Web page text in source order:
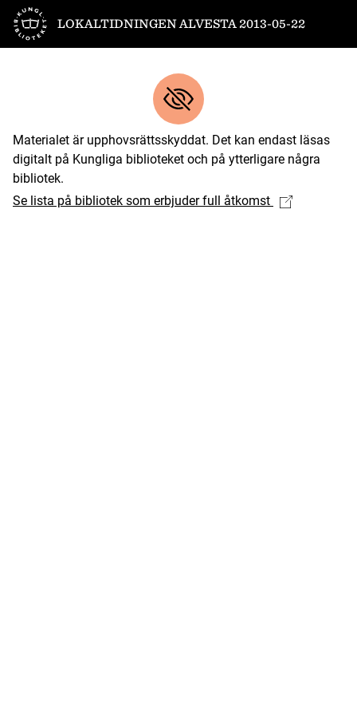
Till startsidan
LOKALTIDNINGEN ALVESTA 2013-05-22
Materialet är upphovsrättsskyddat. Det kan endast läsas
digitalt på Kungliga biblioteket och på ytterligare några
bibliotek.
Se lista på bibliotek som erbjuder full åtkomst